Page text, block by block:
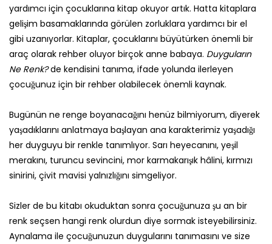
yardımcı için çocuklarına kitap okuyor artık. Hatta kitaplara
gelişim basamaklarında görülen zorluklara yardımcı bir el
gibi uzanıyorlar. Kitaplar, çocuklarını büyütürken önemli bir
araç olarak rehber oluyor birçok anne babaya. Duyguların
Ne Renk?de kendisini tanıma, ifade yolunda ilerleyen
çocuğunuz için bir rehber olabilecek önemli kaynak.
Bugünün ne renge boyanacağını henüz bilmiyorum, diyerek
yaşadıklarını anlatmaya başlayan ana karakterimiz yaşadığı
her duyguyu bir renkle tanımlıyor. Sarı heyecanını, yeşil
merakını, turuncu sevincini, mor karmakarışık hâlini, kırmızı
sinirini, çivit mavisi yalnızlığını simgeliyor.
Sizler de bu kitabı okuduktan sonra çocuğunuza şu an bir
renk seçsen hangi renk olurdun diye sormak isteyebilirsiniz.
Aynalama ile çocuğunuzun duygularını tanımasını ve size